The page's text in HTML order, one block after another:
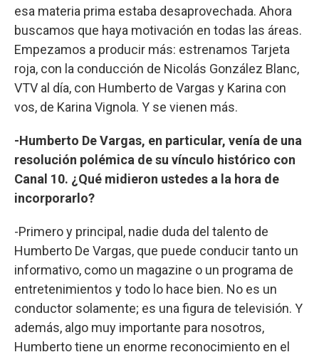
esa materia prima estaba desaprovechada. Ahora
buscamos que haya motivación en todas las áreas.
Empezamos a producir más: estrenamos Tarjeta
roja, con la conducción de Nicolás González Blanc,
VTV al día, con Humberto de Vargas y Karina con
vos, de Karina Vignola. Y se vienen más.
-Humberto De Vargas, en particular, venía de una
resolución polémica de su vínculo histórico con
Canal 10. ¿Qué midieron ustedes a la hora de
incorporarlo?
-Primero y principal, nadie duda del talento de
Humberto De Vargas, que puede conducir tanto un
informativo, como un magazine o un programa de
entretenimientos y todo lo hace bien. No es un
conductor solamente; es una figura de televisión. Y
además, algo muy importante para nosotros,
Humberto tiene un enorme reconocimiento en el